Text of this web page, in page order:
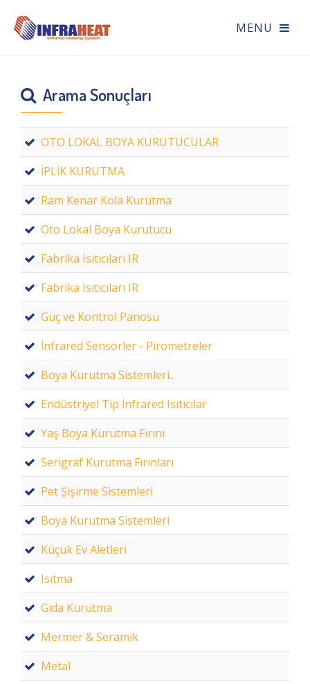
Arama Sonuçları
OTO LOKAL BOYA KURUTUCULAR
İPLİK KURUTMA
Ram Kenar Kola Kurutma
Oto Lokal Boya Kurutucu
Fabrika Isıtıcıları IR
Fabrika Isıtıcıları IR
Güç ve Kontrol Panosu
İnfrared Sensörler - Pirometreler
Boya Kurutma Sistemleri..
Endüstriyel Tip İnfrared Isıtıcılar
Yaş Boya Kurutma Fırını
Serigraf Kurutma Fırınları
Pet Şişirme Sistemleri
Boya Kurutma Sistemleri
Küçük Ev Aletleri
Isıtma
Gıda Kurutma
Mermer & Seramik
Metal